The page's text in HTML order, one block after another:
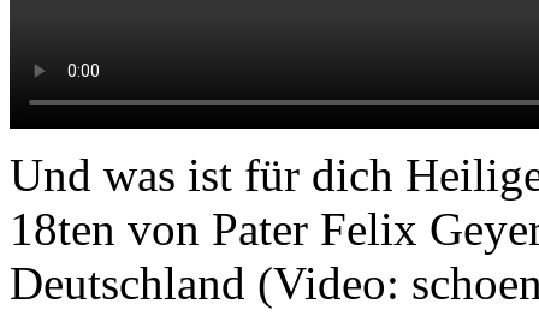
Und was ist für dich
18ten von Pater Felix
Deutschland (Video: